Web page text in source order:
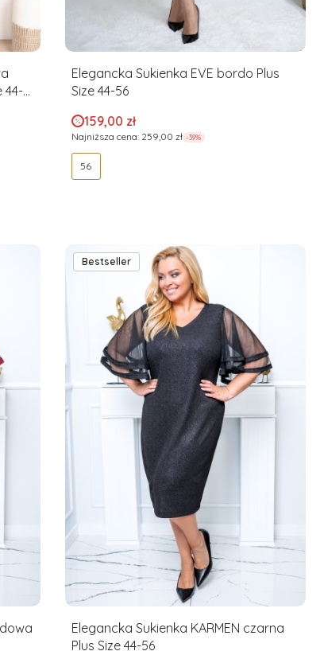
44-
Elegancka Sukienka EVE bordo Plus
Size 44-56
Cena promocyjna
159,00 zł
Najniższa cena: 259,00 zł -39%
56
Bestseller
Elegancka Sukienka KARMEN czarna
Plus Size 44-56